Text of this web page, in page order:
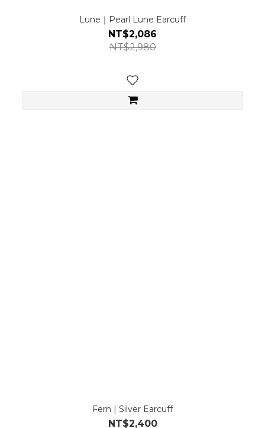
Lune｜Pearl Lune Earcuff
NT$2,086
NT$2,980
Fern | Silver Earcuff
NT$2,400